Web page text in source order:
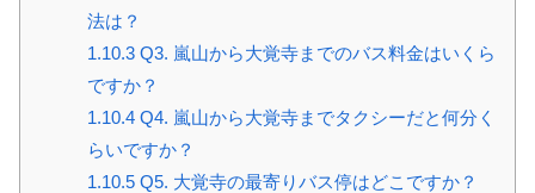
法は？
1.10.3Q3. 嵐山から大覚寺までのバス料金はいくら
ですか？
1.10.4Q4. 嵐山から大覚寺までタクシーだと何分く
らいですか？
1.10.5Q5. 大覚寺の最寄りバス停はどこですか？